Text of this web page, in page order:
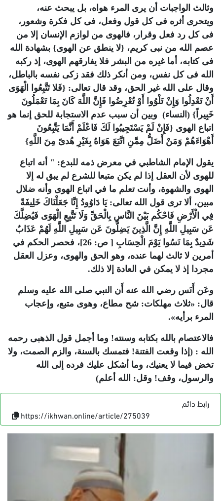
وثالث الواجبات أن يرى المرء هواه، بل يبحث عنه،
ويتحرى أثره فى كل قول وفعل، فى كل فكرة وشعور،
فى كل رد فعل وقرار، فالهوى من لوازم الإنسان إلا من
عصم الله من نبى كريم، {لا ينطق عن الهوى} بشهادة الله
فى كتابه، أما غيره من البشر فلا يفارقهم الهوى، إذ ركبه
الله فى كل نفس، ومن أنكر ذلك فقد زكى نفسه بالباطل،
وقال على الله غير الحق، وقد قال تعالى: {فَلا تَتَّبِعُوا الْهَوَى
أَنْ تَعْدِلُوا وَإِنْ تَلْوُوا أَوْ تُعْرِضُوا فَإِنَّ اللَّهَ كَانَ بِمَا تَعْمَلُونَ
خَبِيراً} (النساء) وبين أن سبب عدم الاستجابة للحق إنما هو
اتباع الهوى {فَإِنْ لَمْ يَسْتَجِيبُوا لَكَ فَاعْلَمْ أَنَّمَا يَتَّبِعُونَ
أَهْوَاءَهُمْ وَمَنْ أَضَلُّ مِمَّنِ اتَّبَعَ هَوَاهُ بِغَيْرِ هُدىً مِنَ اللَّهِ}
يقول الإمام الشاطبي في معرض ذمه للبدع: " أنه اتباع
للهوى لأن العقل إذا لم يكن متبعا للشرع لم يبق له إلا
الهوى والشهوة، وأنت تعلم ما في اتباع الهوى وأنه ضلال
مبين، ألا ترى قول الله تعالى: يَا دَاوُودُ إِنَّا جَعَلْنَاكَ خَلِيفَةً
فِي الْأَرْضِ فَاحْكُم بَيْنَ النَّاسِ بِالْحَقِّ وَلَا تَتَّبِعِ الْهَوَى فَيُضِلَّكَ
عَن سَبِيلِ اللَّهِ إِنَّ الَّذِينَ يَضِلُّونَ عَن سَبِيلِ اللَّهِ لَهُمْ عَذَابٌ
شَدِيدٌ بِمَا نَسُوا يَوْمَ الْحِسَابِ [ ص: 26]، فحصر الحكم في
أمرين لا ثالث لهما عنده، وهو الحق والهوى، وعزل العقل
مجردا إذ لا يمكن في العادة إلا ذلك.
وعَن أَنَس رضي الله عنه أَن النبي صلى الله عليه وسلم
قال: «ثلاث مهلكات: شح مطاع، وهوى متبع، وإعجاب
المرء برأيه».
فالاعتصام بالله بكتابه وسنته! وما أجمل قول الذهبى رحمه
الله : (إذا وقعت الفتنة! فتمسك بالسنة، والزم الصمت، ولا
تخض فيما لا يعنيك، وما أشكل عليك فرده إلى الله
والرسول، وقف! وقل: الله أعلم)
رابط دائم
https://ikhwan.online/article/275039